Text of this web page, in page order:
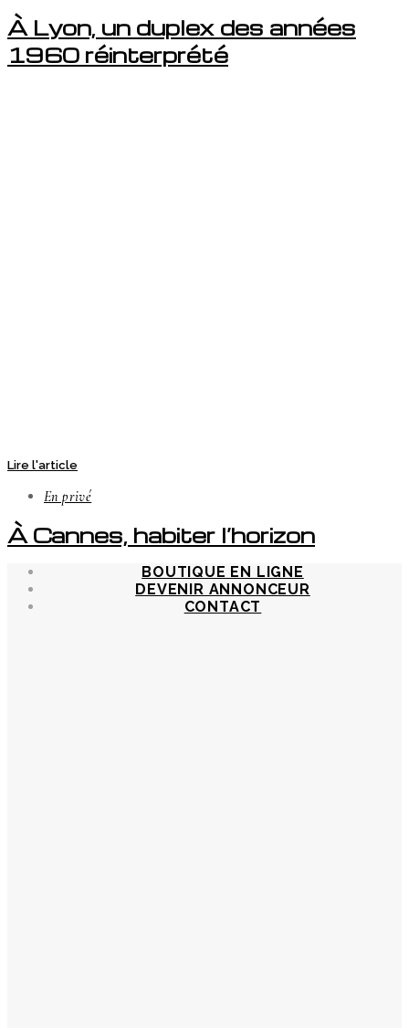
À Lyon, un duplex des années
1960 réinterprété
Lire l'article
En privé
À Cannes, habiter l’horizon
BOUTIQUE EN LIGNE
DEVENIR ANNONCEUR
CONTACT